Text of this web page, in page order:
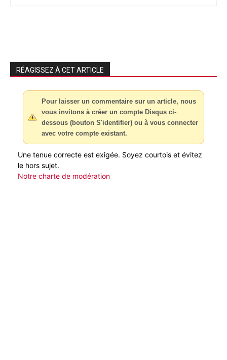
RÉAGISSEZ À CET ARTICLE
Pour laisser un commentaire sur un article, nous
vous invitons à créer un compte Disqus ci-
dessous (bouton S'identifier) ou à vous connecter
avec votre compte existant.
Une tenue correcte est exigée. Soyez courtois et évitez
le hors sujet.
Notre charte de modération